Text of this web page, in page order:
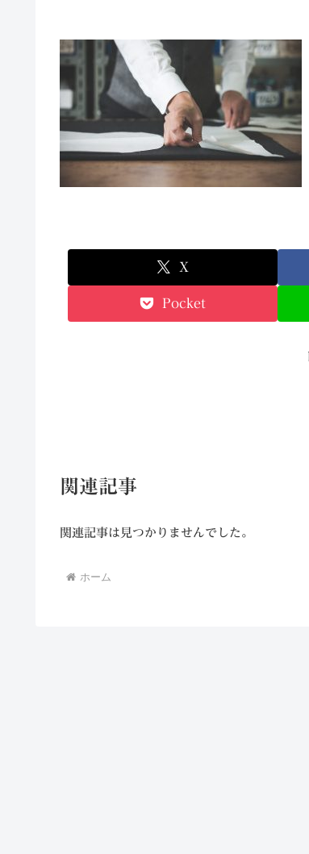
X
Pocket
関連記事
関連記事は見つかりませんでした。
ホーム